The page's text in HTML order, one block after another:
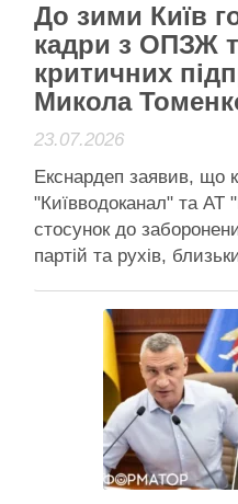
До зими Київ
кадри з ОПЗЖ
критичних
Микола
23.07.2026
Екснардеп заявив, що
"Київводоканал" та АТ
стосунок до
партій та рухів,
Томенко заявляє, що
підприємствами
приватній власності,
зганьбили себе
рухами …
Читати даліАктивісти